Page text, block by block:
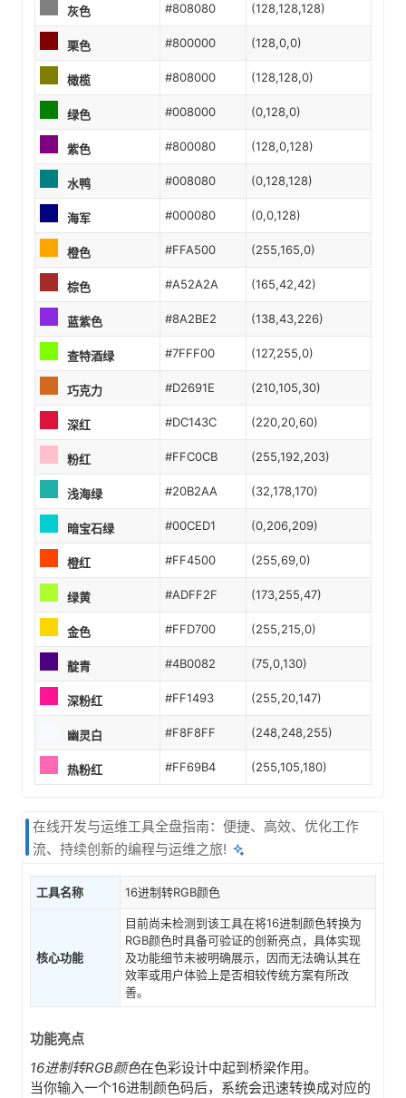
灰色 #808080 (128,128,128)
栗色 #800000 (128,0,0)
橄榄 #808000 (128,128,0)
绿色 #008000 (0,128,0)
紫色 #800080 (128,0,128)
水鸭 #008080 (0,128,128)
海军 #000080 (0,0,128)
橙色 #FFA500 (255,165,0)
棕色 #A52A2A (165,42,42)
蓝紫色 #8A2BE2 (138,43,226)
查特酒绿 #7FFF00 (127,255,0)
巧克力 #D2691E (210,105,30)
深红 #DC143C (220,20,60)
粉红 #FFC0CB (255,192,203)
浅海绿 #20B2AA (32,178,170)
暗宝石绿 #00CED1 (0,206,209)
橙红 #FF4500 (255,69,0)
绿黄 #ADFF2F (173,255,47)
金色 #FFD700 (255,215,0)
靛青 #4B0082 (75,0,130)
深粉红 #FF1493 (255,20,147)
幽灵白 #F8F8FF (248,248,255)
热粉红 #FF69B4 (255,105,180)
在线开发与运维工具全盘指南：便捷、高效、优化工作
流、持续创新的编程与运维之旅!
工具名称 16进制转RGB颜色
核心功能
目前尚未检测到该工具在将16进制颜色转换为
RGB颜色时具备可验证的创新亮点，具体实现
及功能细节未被明确展示，因而无法确认其在
效率或用户体验上是否相较传统方案有所改
善。
功能亮点
16进制转RGB颜色在色彩设计中起到桥梁作用。
当你输入一个16进制颜色码后，系统会迅速转换成对应的